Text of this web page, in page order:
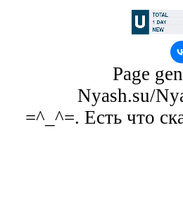
Page
Nyash.su/
=^_^=. Есть что